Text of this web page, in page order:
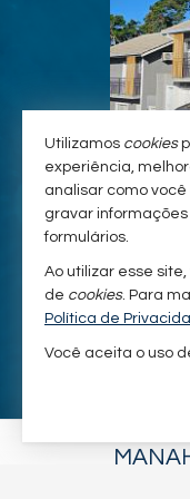
#164
Casa
3 2
R$
Utilizamos cookies
experiência,
analisar como
gravar
formulários.
Ao utilizar esse
de cookies. Para
Política de
Você aceita o uso